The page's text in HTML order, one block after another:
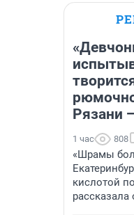
Рязани
1 час 808
«Шрамы
кислотой